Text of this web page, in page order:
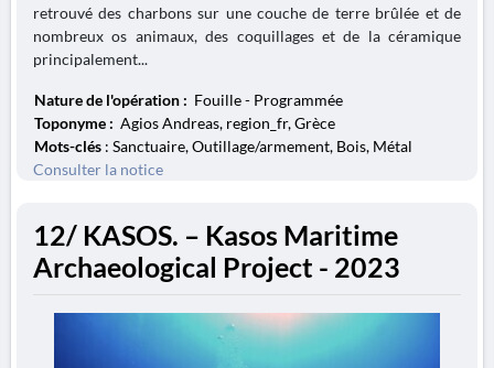
retrouvé des charbons sur une couche de terre brûlée et de
nombreux os animaux, des coquillages et de la céramique
principalement...
Nature de l'opération : Fouille - Programmée
Toponyme : Agios Andreas, region_fr, Grèce
Mots-clés : Sanctuaire, Outillage/armement, Bois, Métal
Consulter la notice
12/ KASOS. – Kasos Maritime
Archaeological Project - 2023